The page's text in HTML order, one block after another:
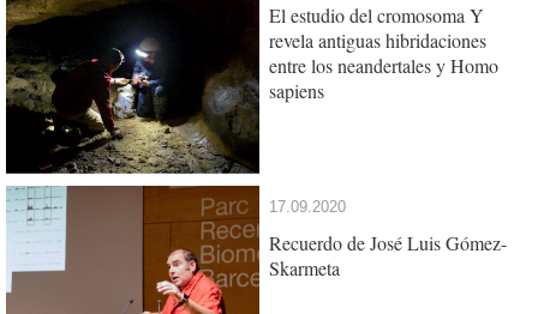
El estudio del cromosoma Y
revela antiguas hibridaciones
entre los neandertales y Homo
sapiens
17.09.2020
Recuerdo de José Luis Gómez-
Skarmeta